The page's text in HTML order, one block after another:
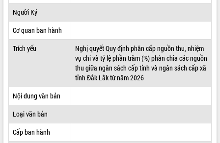
UBND CÁC XÃ, PHƯỜNG
THÔNG TIN CHỈ ĐẠO ĐIỀU HÀNH
HỆ THỐNG VĂN BẢN
ĐIỂM TIN VĂN BẢN
QUY HOẠCH - KẾ HOẠCH
Người Ký
Cơ quan ban hành
Trích yếu
Nghị quyết Quy định phân cấp nguồn thu, nhiệm
vụ chi và tỷ lệ phần trăm (%) phân chia các nguồn
thu giữa ngân sách cấp tỉnh và ngân sách cấp xã
tỉnh Đắk Lắk từ năm 2026
Nội dung văn bản
Loại văn bản
Cấp ban hành